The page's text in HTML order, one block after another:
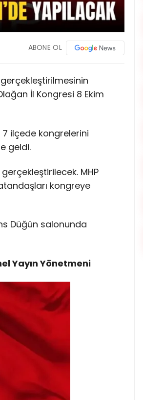
ABONE OL
İl Kongresi 8 Ekim
ilçede kongrelerini
geldi.
gerçekleştirilecek. MHP
kongreye
Düğün salonunda
Yayın Yönetmeni